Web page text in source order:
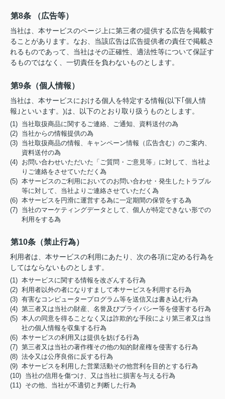
第8条 （広告等）
当社は、本サービスのページ上に第三者の提供する広告を掲載す
ることがあります。なお、当該広告は広告提供者の責任で掲載さ
れるものであって、当社はその正確性、適法性等について保証す
るものではなく、一切責任を負わないものとします。
第9条（個人情報）
当社は、本サービスにおける個人を特定する情報(以下｢個人情
報｣といいます。)は、以下のとおり取り扱うものとします。
(1) 当社取扱商品に関するご連絡、ご通知、資料送付の為
(2) 当社からの情報提供の為
(3) 当社取扱商品の情報、キャンペーン情報（広告含む）のご案内、
資料送付の為
(4) お問い合わせいただいた「ご質問・ご意見等」に対して、当社よ
りご連絡をさせていただく為
(5) 本サービスのご利用においてのお問い合わせ・発生したトラブル
等に対して、当社よりご連絡させていただく為
(6) 本サービスを円滑に運営する為に一定期間の保管をする為
(7) 当社のマーケティングデータとして、個人が特定できない形での
利用をする為
第10条（禁止行為）
利用者は、本サービスの利用にあたり、次の各項に定める行為を
してはならないものとします。
(1) 本サービスに関する情報を改ざんする行為
(2) 利用者以外の者になりすまして本サービスを利用する行為
(3) 有害なコンピュータープログラム等を送信又は書き込む行為
(4) 第三者又は当社の財産、名誉及びプライバシー等を侵害する行為
(5) 本人の同意を得ることなく又は詐欺的な手段により第三者又は当
社の個人情報を収集する行為
(6) 本サービスの利用又は提供を妨げる行為
(7) 第三者又は当社の著作権その他の知的財産権を侵害する行為
(8) 法令又は公序良俗に反する行為
(9) 本サービスを利用した営業活動その他営利を目的とする行為
(10) 当社の信用を傷つけ、又は当社に損害を与える行為
(11) その他、当社が不適切と判断した行為